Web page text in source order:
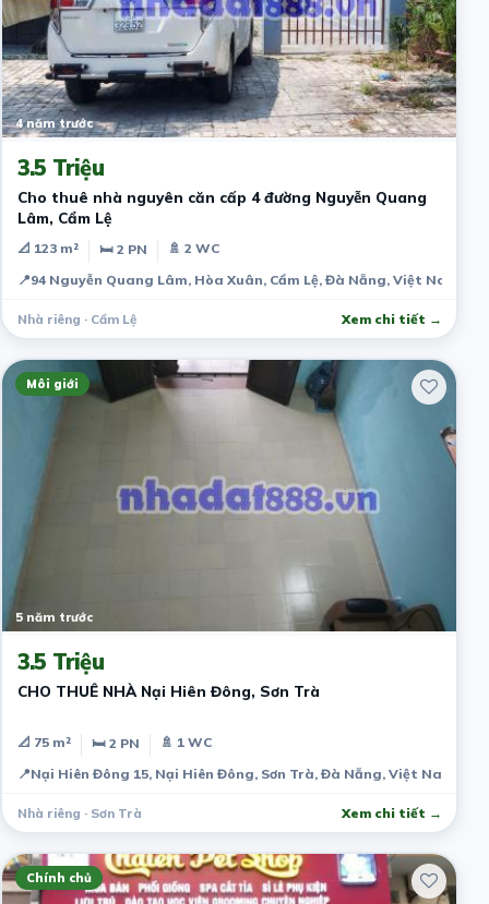
4 năm trước
3.5 Triệu
Cho thuê nhà nguyên căn cấp 4 đường Nguyễn Quang
Lâm, Cẩm Lệ
📐 123 m² 🛏 2 PN
🚿 2 WC
📍94 Nguyễn Quang Lâm, Hòa Xuân, Cẩm Lệ, Đà Nẵng, Việt Nam
Nhà riêng · Cẩm Lệ Xem chi tiết →
Môi giới
5 năm trước
3.5 Triệu
CHO THUÊ NHÀ Nại Hiên Đông, Sơn Trà
📐 75 m² 🛏 2 PN
🚿 1 WC
📍Nại Hiên Đông 15, Nại Hiên Đông, Sơn Trà, Đà Nẵng, Việt Nam
Nhà riêng · Sơn Trà Xem chi tiết →
Chính chủ